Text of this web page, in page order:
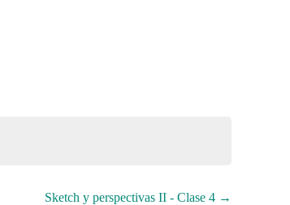
Sketch y perspectivas II - Clase 4